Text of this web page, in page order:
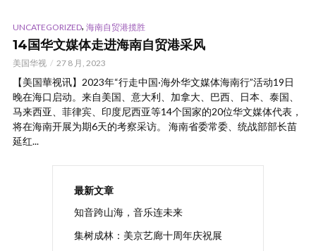
UNCATEGORIZED, 海南自贸港揽胜
14国华文媒体走进海南自贸港采风
美国华视 27 8 月, 2023
【美国華视讯】2023年“行走中国·海外华文媒体海南行”活动19日
晚在海口启动。来自美国、意大利、加拿大、巴西、日本、泰国、
马来西亚、菲律宾、印度尼西亚等14个国家的20位华文媒体代表，
将在海南开展为期6天的考察采访。 海南省委常委、统战部部长苗
延红...
最新文章
知音跨山海，音乐连未来
集树成林：美京艺廊十周年庆祝展